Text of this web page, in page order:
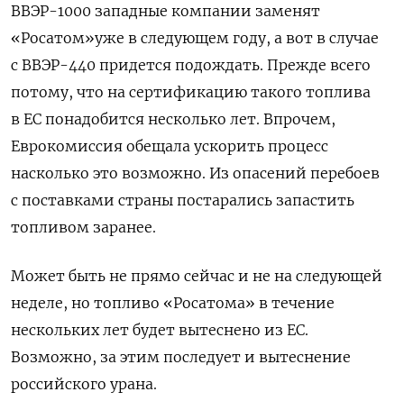
ВВЭР-1000 западные компании заменят
«Росатом»уже в следующем году, а вот в случае
с ВВЭР-440 придется подождать. Прежде всего
потому, что на сертификацию такого топлива
в ЕС понадобится несколько лет. Впрочем,
Еврокомиссия обещала ускорить процесс
насколько это возможно. Из опасений перебоев
с поставками страны постарались запастить
топливом заранее.
Может быть не прямо сейчас и не на следующей
неделе, но топливо «Росатома» в течение
нескольких лет будет вытеснено из ЕС.
Возможно, за этим последует и вытеснение
российского урана.